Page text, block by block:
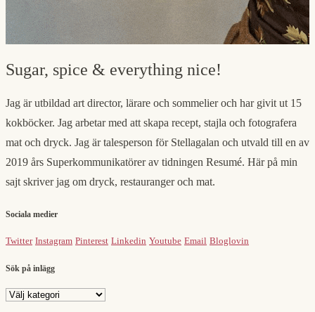
Sugar, spice & everything nice!
Jag är utbildad art director, lärare och sommelier och har givit ut 15
kokböcker. Jag arbetar med att skapa recept, stajla och fotografera
mat och dryck. Jag är talesperson för Stellagalan och utvald till en av
2019 års Superkommunikatörer av tidningen Resumé. Här på min
sajt skriver jag om dryck, restauranger och mat.
Sociala medier
Twitter Instagram Pinterest Linkedin Youtube Email Bloglovin
Sök på inlägg
Sök